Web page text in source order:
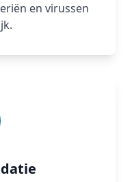
en virussen